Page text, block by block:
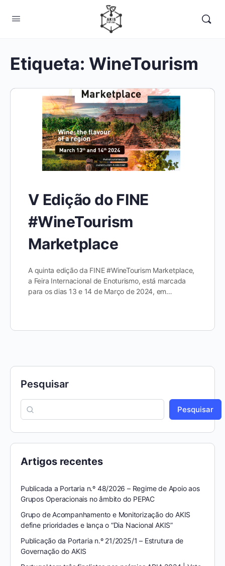
Etiqueta: WineTourism
V Edição do FINE
#WineTourism
Marketplace
A quinta edição da FINE #WineTourism Marketplace,
a Feira Internacional de Enoturismo, está marcada
para os dias 13 e 14 de Março de 2024, em…
Pesquisar
Pesquisar
Artigos recentes
Publicada a Portaria n.º 48/2026 – Regime de Apoio aos
Grupos Operacionais no âmbito do PEPAC
Grupo de Acompanhamento e Monitorização do AKIS
define prioridades e lança o “Dia Nacional AKIS”
Publicação da Portaria n.º 21/2025/1 – Estrutura de
Governação do AKIS